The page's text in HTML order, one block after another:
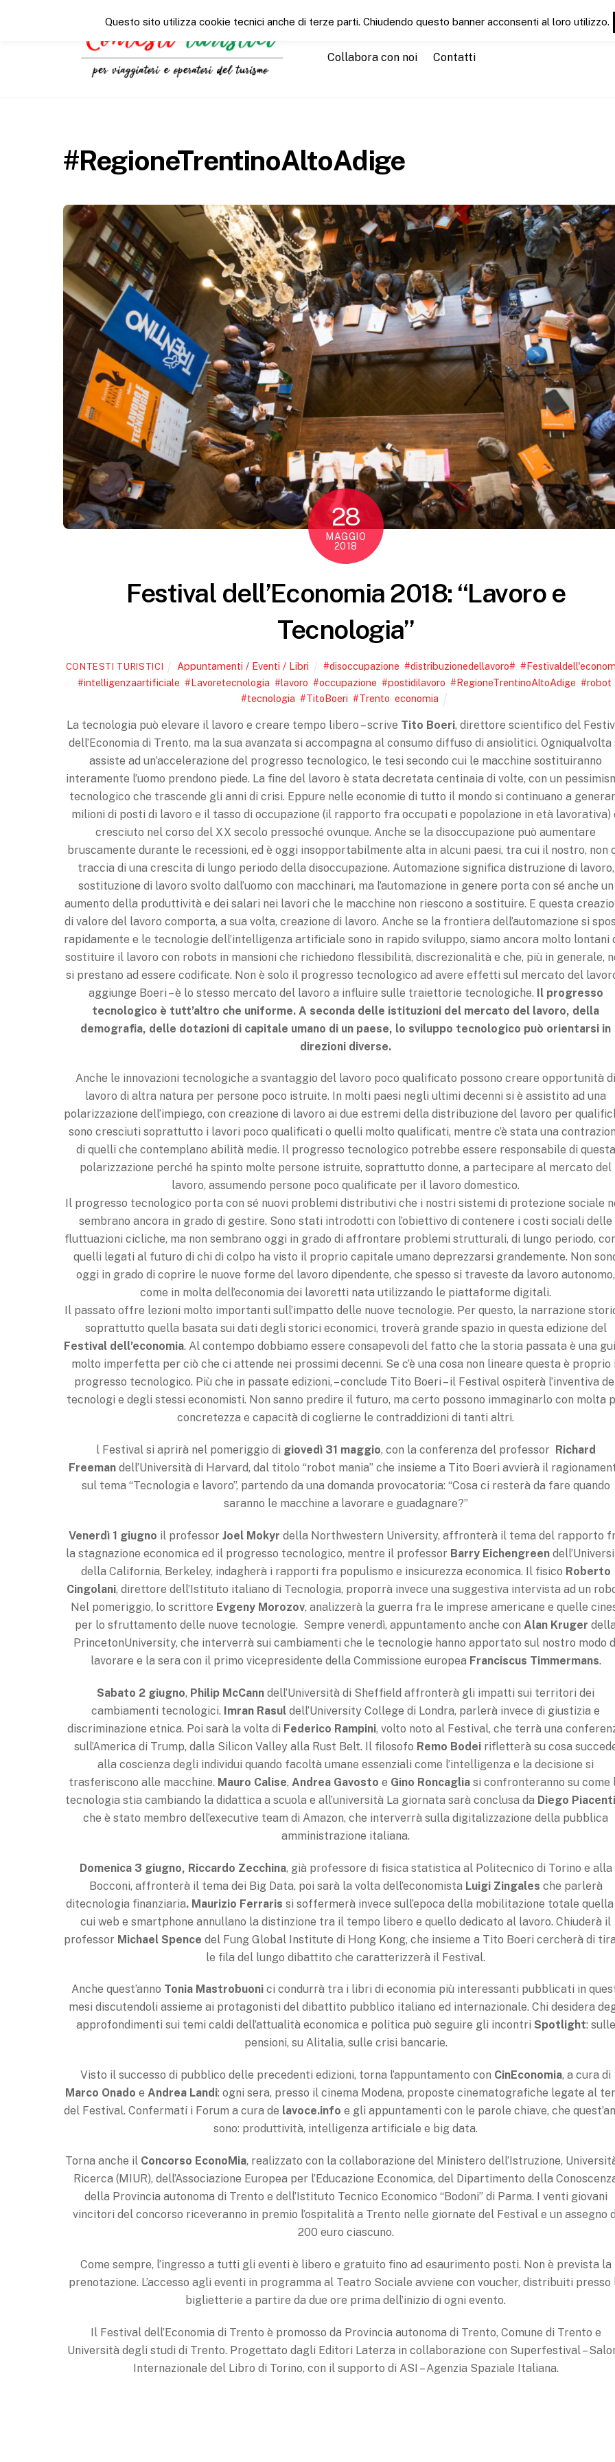
Chi siamo Servizi CT News CTEducation
Collabora con noi Contatti
#RegioneTrentinoAltoAdige
28
MAGGIO
2018
Festival dell’Economia 2018: “Lavoro e
Tecnologia”
CONTESTI TURISTICI Appuntamenti / Eventi / Libri #disoccupazione #distribuzionedellavoro#,
#intelligenzaartificiale ,#Lavoretecnologia ,#lavoro ,#occupazione ,#postidilavoro ,#RegioneTrentinoAltoAdige ,#robot
#tecnologia ,#TitoBoeri ,#Trento ,economia
La tecnologia può elevare il lavoro e creare tempo libero – scrive Tito Boeri, direttore scientifico del
dell’Economia di Trento, ma la sua avanzata si accompagna al consumo diffuso di ansiolitici. Ogniqualvolta
assiste ad un’accelerazione del progresso tecnologico, le tesi secondo cui le macchine sostituiranno
interamente l’uomo prendono piede. La fine del lavoro è stata decretata centinaia di volte, con un
tecnologico che trascende gli anni di crisi. Eppure nelle economie di tutto il mondo si continuano a
milioni di posti di lavoro e il tasso di occupazione (il rapporto fra occupati e popolazione in età lavorativa)
cresciuto nel corso del XX secolo pressoché ovunque. Anche se la disoccupazione può aumentare
bruscamente durante le recessioni, ed è oggi insopportabilmente alta in alcuni paesi, tra cui il nostro, non
traccia di una crescita di lungo periodo della disoccupazione. Automazione significa distruzione di lavoro,
sostituzione di lavoro svolto dall’uomo con macchinari, ma l’automazione in genere porta con sé anche un
aumento della produttività e dei salari nei lavori che le macchine non riescono a sostituire. E questa
di valore del lavoro comporta, a sua volta, creazione di lavoro. Anche se la frontiera dell’automazione si
rapidamente e le tecnologie dell’intelligenza artificiale sono in rapido sviluppo, siamo ancora molto lontani
sostituire il lavoro con robots in mansioni che richiedono flessibilità, discrezionalità e che, più in generale,
si prestano ad essere codificate. Non è solo il progresso tecnologico ad avere effetti sul mercato del
aggiunge Boeri – è lo stesso mercato del lavoro a influire sulle traiettorie tecnologiche. Il progresso
tecnologico è tutt’altro che uniforme. A seconda delle istituzioni del mercato del lavoro, della
demografia, delle dotazioni di capitale umano di un paese, lo sviluppo tecnologico può orientarsi in
direzioni diverse.
Anche le innovazioni tecnologiche a svantaggio del lavoro poco qualificato possono creare opportunità di
lavoro di altra natura per persone poco istruite. In molti paesi negli ultimi decenni si è assistito ad una
polarizzazione dell’impiego, con creazione di lavoro ai due estremi della distribuzione del lavoro per
sono cresciuti soprattutto i lavori poco qualificati o quelli molto qualificati, mentre c’è stata una
di quelli che contemplano abilità medie. Il progresso tecnologico potrebbe essere responsabile di questa
polarizzazione perché ha spinto molte persone istruite, soprattutto donne, a partecipare al mercato del
lavoro, assumendo persone poco qualificate per il lavoro domestico.
Il progresso tecnologico porta con sé nuovi problemi distributivi che i nostri sistemi di protezione sociale
sembrano ancora in grado di gestire. Sono stati introdotti con l’obiettivo di contenere i costi sociali delle
fluttuazioni cicliche, ma non sembrano oggi in grado di affrontare problemi strutturali, di lungo periodo,
quelli legati al futuro di chi di colpo ha visto il proprio capitale umano deprezzarsi grandemente. Non
oggi in grado di coprire le nuove forme del lavoro dipendente, che spesso si traveste da lavoro autonomo,
come in molta dell’economia dei lavoretti nata utilizzando le piattaforme digitali.
Il passato offre lezioni molto importanti sull’impatto delle nuove tecnologie. Per questo, la narrazione
soprattutto quella basata sui dati degli storici economici, troverà grande spazio in questa edizione del
Festival dell’economia. Al contempo dobbiamo essere consapevoli del fatto che la storia passata è una
molto imperfetta per ciò che ci attende nei prossimi decenni. Se c’è una cosa non lineare questa è proprio
progresso tecnologico. Più che in passate edizioni, – conclude Tito Boeri – il Festival ospiterà l’inventiva
tecnologi e degli stessi economisti. Non sanno predire il futuro, ma certo possono immaginarlo con molta
concretezza e capacità di coglierne le contraddizioni di tanti altri.
l Festival si aprirà nel pomeriggio di giovedì 31 maggio, con la conferenza del professor Richard
Freemandell’Università di Harvard, dal titolo “robot mania” che insieme a Tito Boeri avvierà il
sul tema “Tecnologia e lavoro”, partendo da una domanda provocatoria: “Cosa ci resterà da fare quando
saranno le macchine a lavorare e guadagnare?”
Venerdì 1 giugno il professor Joel Mokyrdella Northwestern University, affronterà il tema del rapporto
la stagnazione economica ed il progresso tecnologico, mentre il professor Barry Eichengreen
della California, Berkeley, indagherà i rapporti fra populismo e insicurezza economica. Il fisico Roberto
Cingolani, direttore dell’Istituto italiano di Tecnologia, proporrà invece una suggestiva intervista ad un
Nel pomeriggio, lo scrittore Evgeny Morozov, analizzerà la guerra fra le imprese americane e quelle
per lo sfruttamento delle nuove tecnologie. Sempre venerdì, appuntamento anche conAlan Krugerdella
PrincetonUniversity, che interverrà sui cambiamenti che le tecnologie hanno apportato sul nostro modo
lavorare e la sera con il primo vicepresidente della Commissione europea Franciscus Timmermans.
Sabato 2 giugno, Philip McCann dell’Università di Sheffield affronterà gli impatti sui territori dei
cambiamenti tecnologici. Imran Rasul dell’University College di Londra, parlerà invece di giustizia e
discriminazione etnica. Poi sarà la volta di Federico Rampini, volto noto al Festival, che terrà una
sull’America di Trump, dalla Silicon Valley alla Rust Belt. Il filosofo Remo Bodeirifletterà su cosa
alla coscienza degli individui quando facoltà umane essenziali come l’intelligenza e la decisione si
trasferiscono alle macchine. Mauro Calise, Andrea Gavosto e Gino Roncaglia si confronteranno su come
tecnologia stia cambiando la didattica a scuola e all’università La giornata sarà conclusa da Diego
che è stato membro dell’executive team di Amazon, che interverrà sulla digitalizzazione della pubblica
amministrazione italiana.
Domenica 3 giugno, Riccardo Zecchina, già professore di fisica statistica al Politecnico di Torino e alla
Bocconi, affronterà il tema dei Big Data, poi sarà la volta dell’economista Luigi Zingales che parlerà
ditecnologia finanziaria. Maurizio Ferraris si soffermerà invece sull’epoca della mobilitazione totale quella
cui web e smartphone annullano la distinzione tra il tempo libero e quello dedicato al lavoro. Chiuderà il
professor Michael Spencedel Fung Global Institute di Hong Kong, che insieme a Tito Boeri cercherà di
le fila del lungo dibattito che caratterizzerà il Festival.
Anche quest’anno Tonia Mastrobuonici condurrà tra i libri di economia più interessanti pubblicati in
mesi discutendoli assieme ai protagonisti del dibattito pubblico italiano ed internazionale. Chi desidera
approfondimenti sui temi caldi dell’attualità economica e politica può seguire gli incontri Spotlight: sulle
pensioni, su Alitalia, sulle crisi bancarie.
Visto il successo di pubblico delle precedenti edizioni, torna l’appuntamento con CinEconomia, a cura di
Marco Onado e Andrea Landi: ogni sera, presso il cinema Modena, proposte cinematografiche legate al
del Festival. Confermati i Forum a cura de lavoce.info e gli appuntamenti con le parole chiave, che
sono: produttività, intelligenza artificiale e big data.
Torna anche il Concorso EconoMia, realizzato con la collaborazione del Ministero dell’Istruzione,
Ricerca (MIUR), dell’Associazione Europea per l’Educazione Economica, del Dipartimento della
della Provincia autonoma di Trento e dell’Istituto Tecnico Economico “Bodoni” di Parma. I venti giovani
vincitori del concorso riceveranno in premio l’ospitalità a Trento nelle giornate del Festival e un assegno
200 euro ciascuno.
Come sempre, l’ingresso a tutti gli eventi è libero e gratuito fino ad esaurimento posti. Non è prevista la
prenotazione. L’accesso agli eventi in programma al Teatro Sociale avviene con voucher, distribuiti presso
biglietterie a partire da due ore prima dell’inizio di ogni evento.
Il Festival dell’Economia di Trento è promosso da Provincia autonoma di Trento, Comune di Trento e
Università degli studi di Trento. Progettato dagli Editori Laterza in collaborazione con Superfestival –
Internazionale del Libro di Torino, con il supporto di ASI – Agenzia Spaziale Italiana.
Questo sito utilizza cookie tecnici anche di terze parti. Chiudendo questo banner acconsenti al loro utilizzo.